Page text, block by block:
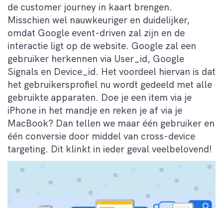
de customer journey in kaart brengen.
Misschien wel nauwkeuriger en duidelijker,
omdat Google event-driven zal zijn en de
interactie ligt op de website. Google zal een
gebruiker herkennen via User_id, Google
Signals en Device_id. Het voordeel hiervan is dat
het gebruikersprofiel nu wordt gedeeld met alle
gebruikte apparaten. Doe je een item via je
iPhone in het mandje en reken je af via je
MacBook? Dan tellen we maar één gebruiker en
één conversie door middel van cross-device
targeting. Dit klinkt in ieder geval veelbelovend!